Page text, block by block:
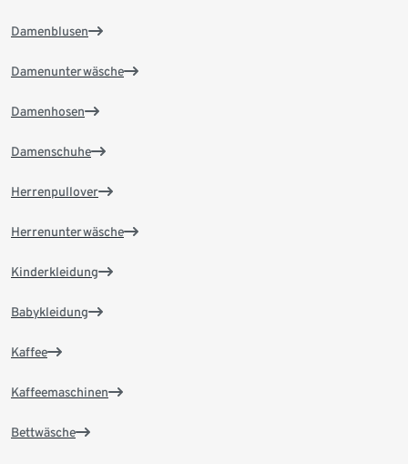
Damenblusen
Damenunterwäsche
Damenhosen
Damenschuhe
Herrenpullover
Herrenunterwäsche
Kinderkleidung
Babykleidung
Kaffee
Kaffeemaschinen
Bettwäsche